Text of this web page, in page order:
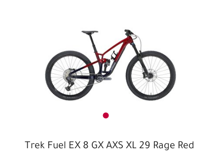
Trek Fuel EX 8 GX AXS XL 29 Rage Red